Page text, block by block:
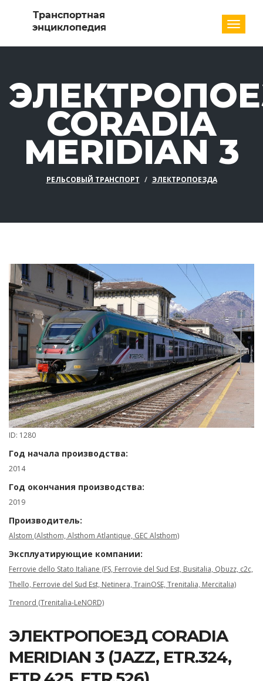
CORADIA
MERIDIAN 3
РЕЛЬСОВЫЙ ТРАНСПОРТ ЭЛЕКТРОПОЕЗДА
ID: 1280
Год начала производства:
2014
Год окончания производства:
2019
Производитель:
Alstom (Alsthom, Alsthom Atlantique, GEC Alsthom)
Эксплуатирующие компании:
Ferrovie dello Stato Italiane (FS, Ferrovie del Sud Est, Busitalia, Qbuzz, c2c,
Thello, Ferrovie del Sud Est, Netinera, TrainOSE, Trenitalia, Mercitalia)
Trenord (Trenitalia-LeNORD)
ЭЛЕКТРОПОЕЗД CORADIA
MERIDIAN 3 (JAZZ, ETR.324,